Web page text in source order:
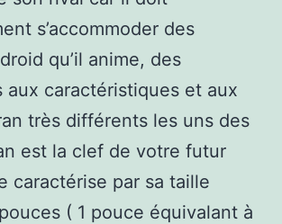
s’accommoder des
qu’il anime, des
aux caractéristiques et aux
très différents les uns des
est la clef de votre futur
caractérise par sa taille
( 1 pouce équivalant à